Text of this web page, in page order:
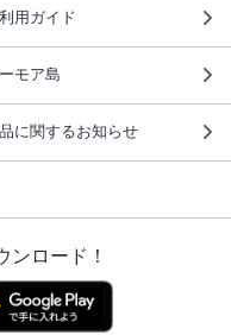
用ガイド
モア島
に関するお知らせ
ンロード！